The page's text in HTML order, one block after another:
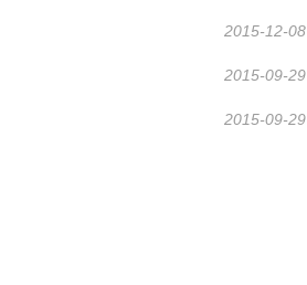
2015-12-08
2015-09-29
2015-09-29